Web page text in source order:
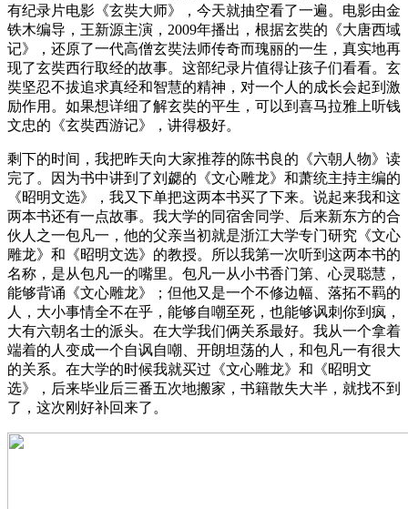
有纪录片电影《玄奘大师》，今天就抽空看了一遍。电影由金
铁木编导，王新源主演，2009年播出，根据玄奘的《大唐西域
记》，还原了一代高僧玄奘法师传奇而瑰丽的一生，真实地再
现了玄奘西行取经的故事。这部纪录片值得让孩子们看看。玄
奘坚忍不拔追求真经和智慧的精神，对一个人的成长会起到激
励作用。如果想详细了解玄奘的平生，可以到喜马拉雅上听钱
文忠的《玄奘西游记》，讲得极好。
剩下的时间，我把昨天向大家推荐的陈书良的《六朝人物》读
完了。因为书中讲到了刘勰的《文心雕龙》和萧统主持主编的
《昭明文选》，我又下单把这两本书买了下来。说起来我和这
两本书还有一点故事。我大学的同宿舍同学、后来新东方的合
伙人之一包凡一，他的父亲当初就是浙江大学专门研究《文心
雕龙》和《昭明文选》的教授。所以我第一次听到这两本书的
名称，是从包凡一的嘴里。包凡一从小书香门第、心灵聪慧，
能够背诵《文心雕龙》；但他又是一个不修边幅、落拓不羁的
人，大小事情全不在乎，能够自嘲至死，也能够讽刺你到疯，
大有六朝名士的派头。在大学我们俩关系最好。我从一个拿着
端着的人变成一个自讽自嘲、开朗坦荡的人，和包凡一有很大
的关系。在大学的时候我就买过《文心雕龙》和《昭明文
选》，后来毕业后三番五次地搬家，书籍散失大半，就找不到
了，这次刚好补回来了。